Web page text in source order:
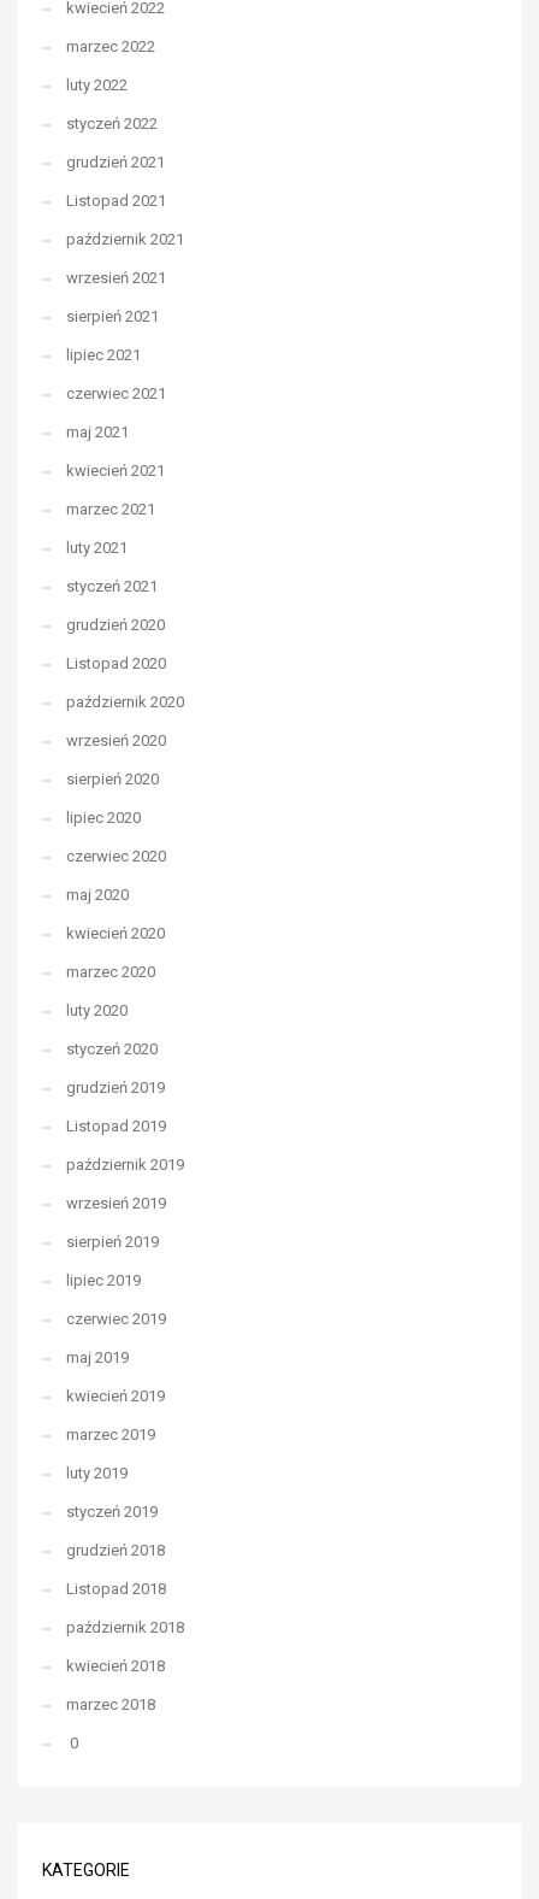
kwiecień 2022
marzec 2022
luty 2022
styczeń 2022
grudzień 2021
Listopad 2021
październik 2021
wrzesień 2021
sierpień 2021
lipiec 2021
czerwiec 2021
maj 2021
kwiecień 2021
marzec 2021
luty 2021
styczeń 2021
grudzień 2020
Listopad 2020
październik 2020
wrzesień 2020
sierpień 2020
lipiec 2020
czerwiec 2020
maj 2020
kwiecień 2020
marzec 2020
luty 2020
styczeń 2020
grudzień 2019
Listopad 2019
październik 2019
wrzesień 2019
sierpień 2019
lipiec 2019
czerwiec 2019
maj 2019
kwiecień 2019
marzec 2019
luty 2019
styczeń 2019
grudzień 2018
Listopad 2018
październik 2018
kwiecień 2018
marzec 2018
0
KATEGORIE